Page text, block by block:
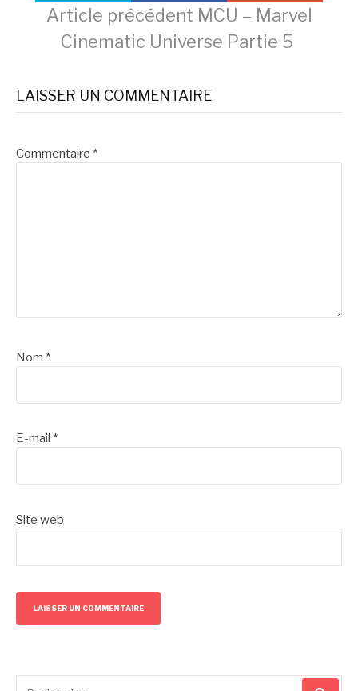
Lire
la
suite
Article précédent MCU – Marvel
Cinematic Universe Partie 5
LAISSER UN COMMENTAIRE
Commentaire *
Nom *
E-mail *
Site web